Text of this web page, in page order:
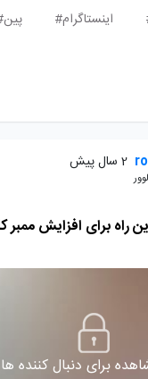
اینستاگرام#
2 سال پیش
راه برای افزایش ممبر
برای دنبال کننده ها